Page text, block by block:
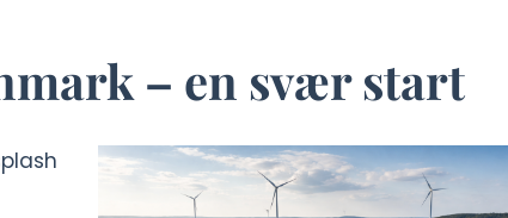
– en svær start